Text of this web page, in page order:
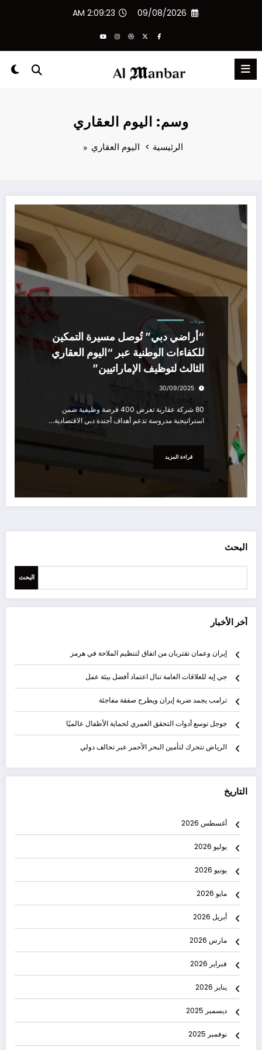
09/08/2026
2:09:23 AM
وسم: اليوم العقاري
الرئيسية اليوم العقاري
منوعات
“أراضي دبي” تُوصل مسيرة التمكين
للكفاءات الوطنية عبر “اليوم العقاري
الثالث لتوظيف الإماراتيين”
30/09/2025
80 شركة عقارية تعرض 400 فرصة وظيفية ضمن
استراتيجية مدروسة تدعم أهداف أجندة دبي الاقتصادية…
قراءة المزيد
البحث
البحث
آخر الأخبار
إيران وعمان تقتربان من اتفاق لتنظيم الملاحة في هرمز
جي إيه للعلاقات العامة تنال اعتماد أفضل بيئة عمل
ترامب يجمد ضربة إيران ويطرح صفقة مفاجئة
جوجل توسع أدوات التحقق العمري لحماية الأطفال عالميًا
الرياض تتحرك لتأمين البحر الأحمر عبر تحالف دولي
التاريخ
أغسطس 2026
يوليو 2026
يونيو 2026
مايو 2026
أبريل 2026
مارس 2026
فبراير 2026
يناير 2026
ديسمبر 2025
نوفمبر 2025